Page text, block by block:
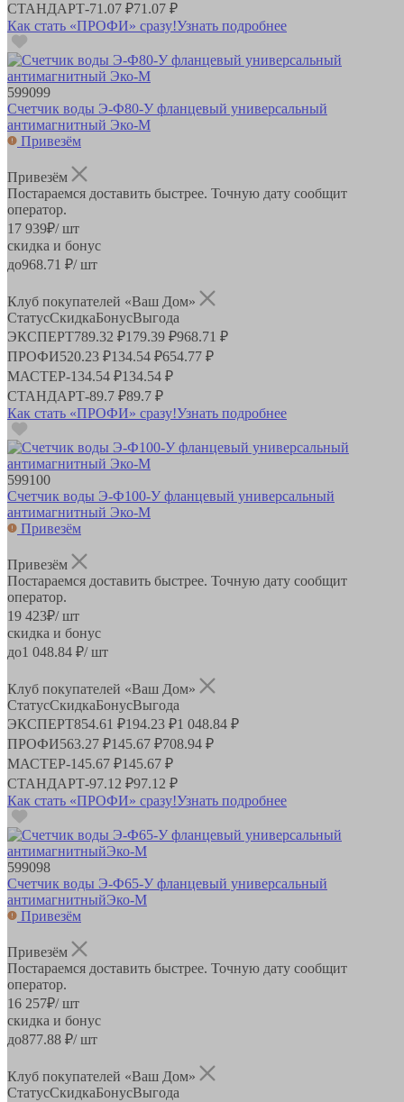
СТАНДАРТ-71.07 ₽71.07 ₽
Как стать «ПРОФИ» сразу!Узнать подробнее
599099
Счетчик воды Э-Ф80-У фланцевый универсальный
антимагнитный Эко-М
Привезём
Привезём
Постараемся доставить быстрее. Точную дату сообщит
оператор.
17 939₽/ шт
скидка и бонус
до968.71 ₽/ шт
Клуб покупателей «Ваш Дом»
СтатусСкидкаБонусВыгода
ЭКСПЕРТ789.32 ₽179.39 ₽968.71 ₽
ПРОФИ520.23 ₽134.54 ₽654.77 ₽
МАСТЕР-134.54 ₽134.54 ₽
СТАНДАРТ-89.7 ₽89.7 ₽
Как стать «ПРОФИ» сразу!Узнать подробнее
599100
Счетчик воды Э-Ф100-У фланцевый универсальный
антимагнитный Эко-М
Привезём
Привезём
Постараемся доставить быстрее. Точную дату сообщит
оператор.
19 423₽/ шт
скидка и бонус
до1 048.84 ₽/ шт
Клуб покупателей «Ваш Дом»
СтатусСкидкаБонусВыгода
ЭКСПЕРТ854.61 ₽194.23 ₽1 048.84 ₽
ПРОФИ563.27 ₽145.67 ₽708.94 ₽
МАСТЕР-145.67 ₽145.67 ₽
СТАНДАРТ-97.12 ₽97.12 ₽
Как стать «ПРОФИ» сразу!Узнать подробнее
599098
Счетчик воды Э-Ф65-У фланцевый универсальный
антимагнитныйЭко-М
Привезём
Привезём
Постараемся доставить быстрее. Точную дату сообщит
оператор.
16 257₽/ шт
скидка и бонус
до877.88 ₽/ шт
Клуб покупателей «Ваш Дом»
СтатусСкидкаБонусВыгода